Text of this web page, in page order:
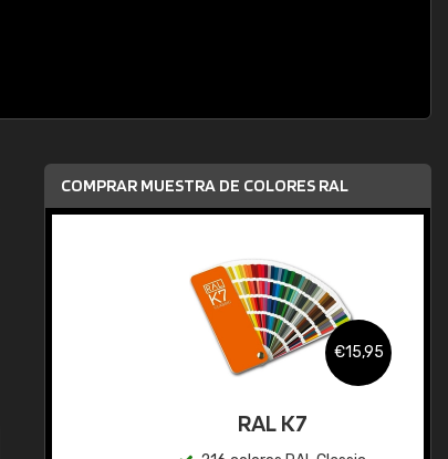
COMPRAR MUESTRA DE COLORES RAL
€15,95
RAL K7